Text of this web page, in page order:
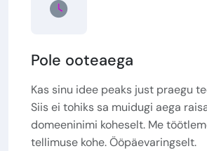
Pole ooteaega
Kas sinu idee peaks just praegu
Siis ei tohiks sa muidugi aega
domeeninimi koheselt. Me
tellimuse kohe. Ööpäevaringselt.